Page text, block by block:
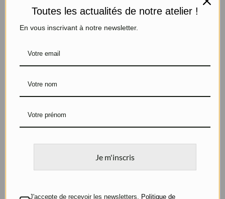
Or jaune
Toutes les actualités de notre atelier !
En vous inscrivant à notre newsletter.
Je m'inscris
J'accepte de recevoir les newsletters. Politique de